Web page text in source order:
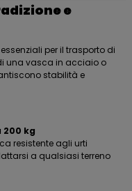
e
per il trasporto di
una vasca in acciaio o
stabilità e
200 kg
resistente agli urti
a qualsiasi terreno